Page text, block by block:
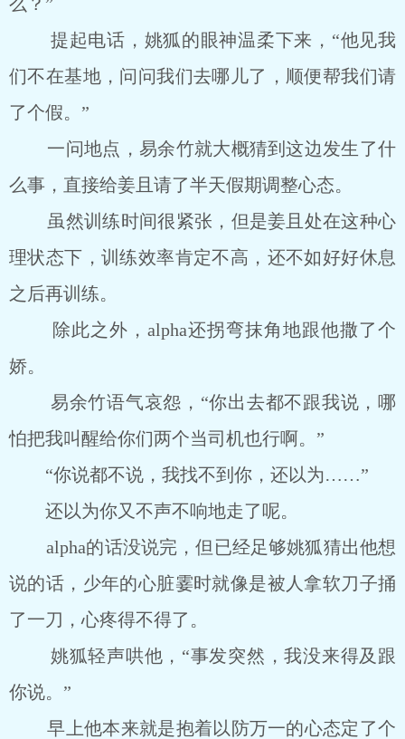
提起电话，姚狐的眼神温柔下来，“他见我
们不在基地，问问我们去哪儿了，顺便帮我们请
了个假。”
一问地点，易余竹就大概猜到这边发生了什
么事，直接给姜且请了半天假期调整心态。
虽然训练时间很紧张，但是姜且处在这种心
理状态下，训练效率肯定不高，还不如好好休息
之后再训练。
除此之外，alpha还拐弯抹角地跟他撒了个
娇。
易余竹语气哀怨，“你出去都不跟我说，哪
怕把我叫醒给你们两个当司机也行啊。”
“你说都不说，我找不到你，还以为……”
还以为你又不声不响地走了呢。
alpha的话没说完，但已经足够姚狐猜出他想
说的话，少年的心脏霎时就像是被人拿软刀子捅
了一刀，心疼得不得了。
姚狐轻声哄他，“事发突然，我没来得及跟
你说。”
早上他本来就是抱着以防万一的心态定了个